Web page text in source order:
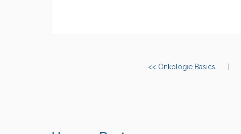
<< Onkologie Basics |